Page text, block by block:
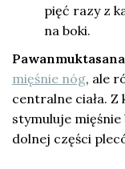
pięć razy z
na boki.
Pawanmuktasana
mięśnie nóg, ale
centralne ciała. Z
stymuluje
dolnej części